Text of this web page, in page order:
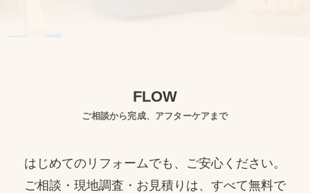
FLOW
ご相談から完成、アフターケアまで
はじめてのリフォームでも、ご安心ください。
ご相談・現地調査・お見積りは、すべて無料で